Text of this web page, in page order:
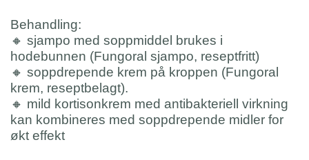
Behandling:
🔸 sjampo med soppmiddel brukes i
hodebunnen (Fungoral sjampo, reseptfritt)
🔸 soppdrepende krem på kroppen (Fungoral
krem, reseptbelagt).
🔸 mild kortisonkrem med antibakteriell virkning
kan kombineres med soppdrepende midler for
økt effekt